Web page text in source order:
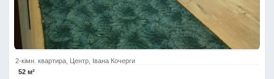
2-кімн. квартира, Центр, Івана Кочерги
52 м²